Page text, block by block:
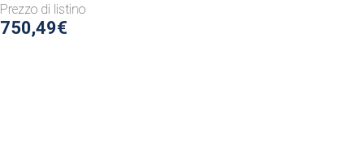
Prezzo di listino
750,49€